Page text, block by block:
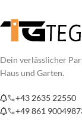
Dein verlässlicher
Haus und Garten.
+43 2635 22550
+49 861